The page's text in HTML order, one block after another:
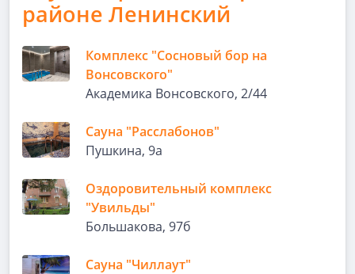
районе Ленинский
Комплекс "Сосновый бор на
Вонсовского"
Академика Вонсовского, 2/44
Сауна "Расслабонов"
Пушкина, 9а
Оздоровительный комплекс
"Увильды"
Большакова, 97б
Сауна "Чиллаут"